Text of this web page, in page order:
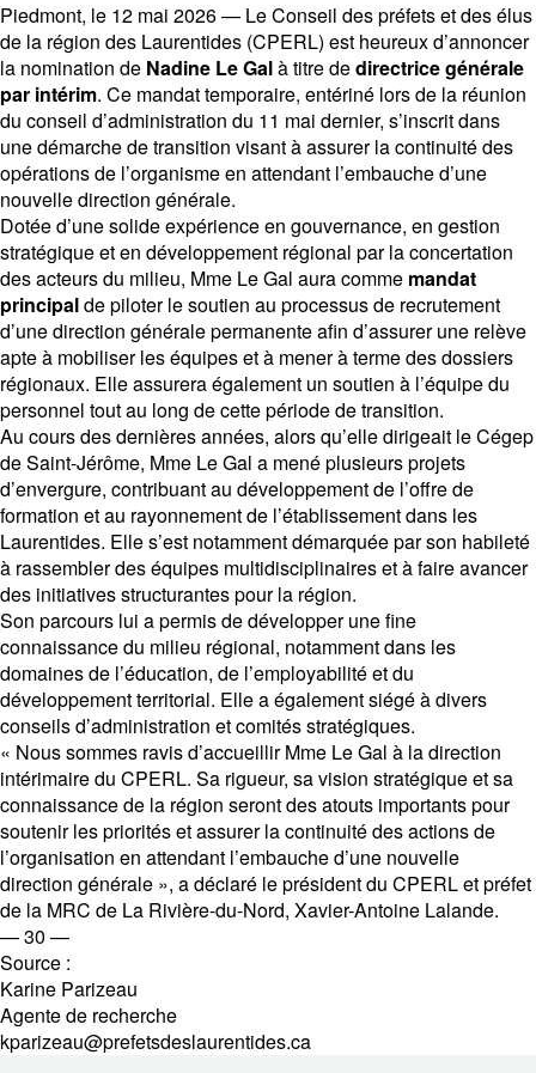
Piedmont, le 12 mai 2026 — Le Conseil des préfets et des élus
de la région des Laurentides (CPERL) est heureux d’annoncer
la nomination de Nadine Le Galà titre dedirectrice générale
par intérim. Ce mandat temporaire, entériné lors de la réunion
du conseil d’administration du 11 mai dernier, s’inscrit dans
une démarche de transition visant à assurer la continuité des
opérations de l’organisme en attendant l’embauche d’une
nouvelle direction générale.
Dotée d’une solide expérience en gouvernance, en gestion
stratégique et en développement régional par la concertation
des acteurs du milieu, Mme Le Gal aura comme mandat
principalde piloter le soutien au processus de recrutement
d’une direction générale permanente afin d’assurer une relève
apte à mobiliser les équipes et à mener à terme des dossiers
régionaux. Elle assurera également un soutien à l’équipe du
personnel tout au long de cette période de transition.
Au cours des dernières années, alors qu’elle dirigeait le Cégep
de Saint-Jérôme, Mme Le Gal a mené plusieurs projets
d’envergure, contribuant au développement de l’offre de
formation et au rayonnement de l’établissement dans les
Laurentides. Elle s’est notamment démarquée par son habileté
à rassembler des équipes multidisciplinaires et à faire avancer
des initiatives structurantes pour la région.
Son parcours lui a permis de développer une fine
connaissance du milieu régional, notamment dans les
domaines de l’éducation, de l’employabilité et du
développement territorial. Elle a également siégé à divers
conseils d’administration et comités stratégiques.
« Nous sommes ravis d’accueillir Mme Le Gal à la direction
intérimaire du CPERL. Sa rigueur, sa vision stratégique et sa
connaissance de la région seront des atouts importants pour
soutenir les priorités et assurer la continuité des actions de
l’organisation en attendant l’embauche d’une nouvelle
direction générale », a déclaré le président du CPERL et préfet
de la MRC de La Rivière-du-Nord, Xavier-Antoine Lalande.
— 30 —
Source :
Karine Parizeau
Agente de recherche
kparizeau@prefetsdeslaurentides.ca